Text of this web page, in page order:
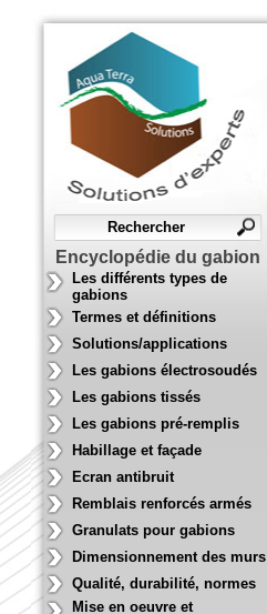
Encyclopédie du gabion
Les différents types de
gabions
Termes et définitions
Solutions/applications
Les gabions électrosoudés
Les gabions tissés
Les gabions pré-remplis
Habillage et façade
Ecran antibruit
Remblais renforcés armés
Granulats pour gabions
Dimensionnement des murs
Qualité, durabilité, normes
Mise en oeuvre et